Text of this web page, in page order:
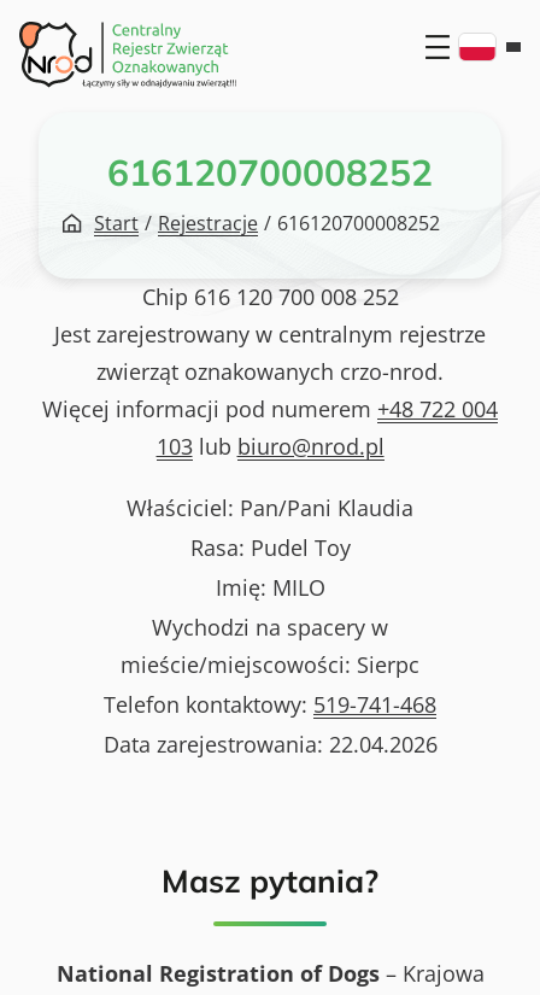
Przejdź
do
treści
616120700008252
Start / Rejestracje / 616120700008252
Chip 616 120 700 008 252
Jest zarejestrowany w centralnym rejestrze
zwierząt oznakowanych crzo-nrod.
Więcej informacji pod numerem +48 722 004
103lub biuro@nrod.pl
Właściciel: Pan/Pani Klaudia
Rasa: Pudel Toy
Imię: MILO
Wychodzi na spacery w
mieście/miejscowości: Sierpc
Telefon kontaktowy: 519-741-468
Data zarejestrowania: 22.04.2026
Masz pytania?
National Registration of Dogs– Krajowa